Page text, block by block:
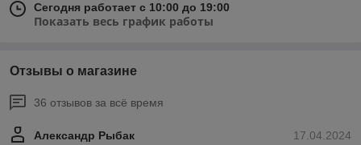
Сегодня работает с 10:00 до 19:00
Показать весь график работы
Отзывы о магазине
36 отзывов за всё время
17.04.2024
Александр Рыбак